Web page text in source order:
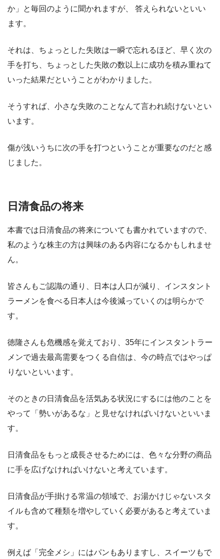
か」と毎回のように聞かれますが、 答えられないといい
ます。
それは、ちょっとした失敗は一瞬で忘れるほど、早く次の
手を打ち、ちょっとした失敗の数以上に成功を積み重ねて
いった結果だということがわかりました。
そうすれば、小さな失敗のことなんて言われ続けないとい
います。
傷が浅いうちに次の手を打つということが重要なのだと感
じました。
日清食品の将来
本書では日清食品の将来についても書かれていますので、
私のような株主の方は興味のある内容になるかもしれませ
ん。
皆さんもご認識の通り、日本は人口が減り、インスタント
ラーメンを食べる日本人は今後減っていくのは明らかで
す。
徳隆さんも危機感を覚えており、35年にインスタントラー
メンで過去最高需要をつくる自信は、今の時点ではやっぱ
りないといいます。
そのときの日清食品を活気ある状況にするには他のことを
やって「勢いがあるな」と見せなければいけないといいま
す。
日清食品をもっと成長させるためには、色々な分野の商品
に手を広げなければいけないと考えています。
日清食品が手掛ける常温の領域で、お湯かけじゃないスタ
イルも含めて種類を増やしていく必要があると考えていま
す。
例えば「完全メシ」にはパンもありますし、スイーツもで